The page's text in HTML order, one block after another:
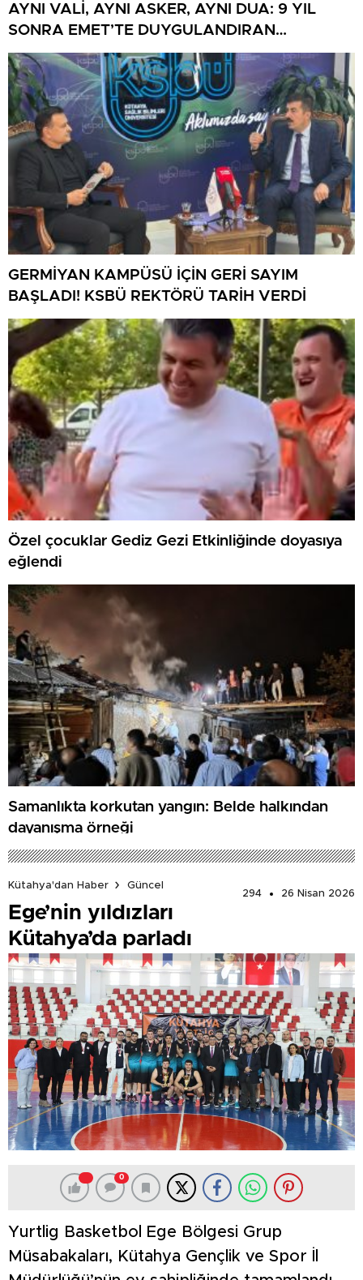
AYNI VALİ, AYNI ASKER, AYNI DUA: 9 YIL
SONRA EMET’TE DUYGULANDIRAN
BULUŞMA
GERMİYAN KAMPÜSÜ İÇİN GERİ SAYIM
BAŞLADI! KSBÜ REKTÖRÜ TARİH VERDİ
Özel çocuklar Gediz Gezi Etkinliğinde doyasıya
eğlendi
Samanlıkta korkutan yangın: Belde halkından
dayanışma örneği
Kütahya'dan Haber
Güncel
294
26 Nisan 2026
Ege’nin yıldızları
Kütahya’da parladı
0
Yurtlig Basketbol Ege Bölgesi Grup
Müsabakaları, Kütahya Gençlik ve Spor İl